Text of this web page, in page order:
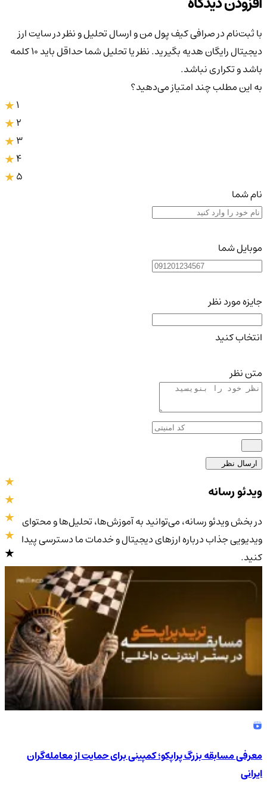
با ثبت‌نام در صرافی کیف پول من و ارسال تحلیل و نظر در سایت ارز
دیجیتال رایگان هدیه بگیرید. نظر یا تحلیل شما حداقل باید ۱۰ کلمه
باشد و تکراری نباشد.
به این مطلب چند امتیاز می‌دهید؟
3
4
5
نام شما
موبایل شما
جایزه مورد نظر
انتخاب کنید
متن نظر
ارسال نظر
4.9/5
ویدئو رسانه
در بخش ویدئو رسانه، می‌توانید به آموزش‌ها، تحلیل‌ها و محتوای
ویدیویی جذاب درباره ارزهای دیجیتال و خدمات ما دسترسی پیدا
کنید.
معرفی مسابقه بزرگ پراپکو؛ کمپینی برای حمایت از معامله‌گران
ایرانی